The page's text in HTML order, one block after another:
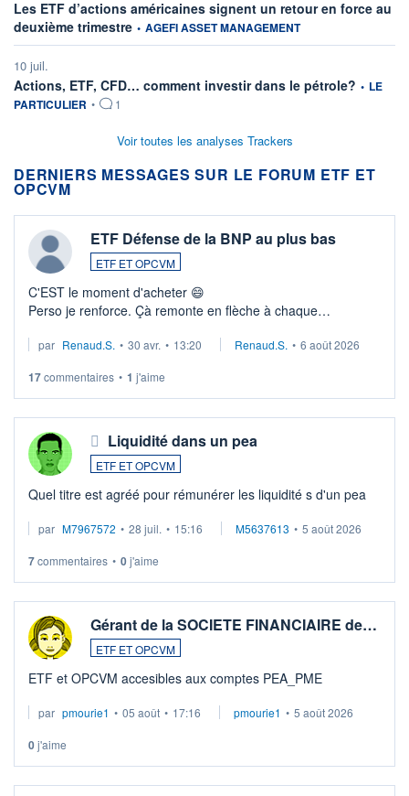
Les ETF d’actions américaines signent un retour en force au
deuxième trimestre information fournie par
• AGEFI ASSET MANAGEMENT
10 juil.
Actions, ETF, CFD… comment investir dans le pétrole? • LE
PARTICULIER • 1
Voir toutes les analyses Trackers
DERNIERS MESSAGES SUR LE FORUM ETF ET
OPCVM
ETF Défense de la BNP au plus bas
ETF ET OPCVM
C'EST le moment d'acheter 😄​
Perso je renforce. Çà remonte en flèche à chaque
Investissement long terme tip top pour sa retraite.
par Renaud.S. • 30 avr. • 13:20 Renaud.S. • 6 août 2026
17commentaires • 1 j'aime
Liquidité dans un pea
ETF ET OPCVM
Quel titre est agréé pour rémunérer les liquidité s d'un pea
par M7967572 • 28 juil. • 15:16 M5637613 • 5 août 2026
7commentaires • 0j'aime
Gérant de la SOCIETE FINANCIAIRE de…
ETF ET OPCVM
ETF et OPCVM accesibles aux comptes PEA_PME
par pmourie1 • 05 août • 17:16 pmourie1 • 5 août 2026
0j'aime